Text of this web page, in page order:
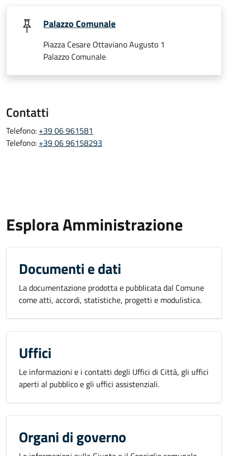
Palazzo Comunale
Piazza Cesare Ottaviano Augusto 1
Palazzo Comunale
Contatti
Telefono: +39 06 961581
Telefono: +39 06 96158293
Esplora Amministrazione
Documenti e dati
La documentazione prodotta e pubblicata dal Comune
come atti, accordi, statistiche, progetti e modulistica.
Uffici
Le informazioni e i contatti degli Uffici di Città, gli uffici
aperti al pubblico e gli uffici assistenziali.
Organi di governo